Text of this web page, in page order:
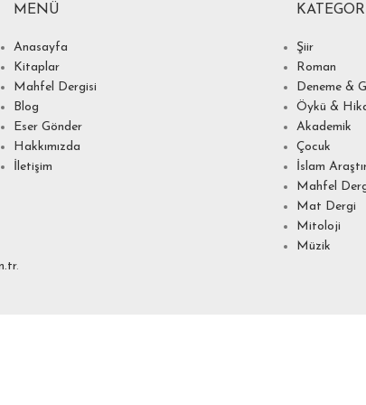
MENÜ
Anasayfa
Kitaplar
Mahfel Dergisi
Blog
Eser Gönder
Hakkımızda
İletişim
Şiir
Roman
Deneme &
Öykü &
Akademik
Çocuk
İslam
Mahfel
Mat Dergi
Mitoloji
Müzik
.